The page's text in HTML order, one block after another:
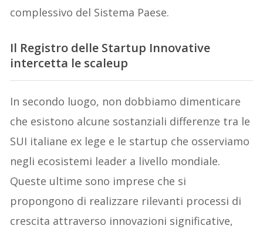
complessivo del Sistema Paese.
Il Registro delle Startup Innovative
intercetta le scaleup
In secondo luogo, non dobbiamo dimenticare
che esistono alcune sostanziali differenze tra le
SUI italiane ex lege e le startup che osserviamo
negli ecosistemi leader a livello mondiale.
Queste ultime sono imprese che si
propongono di realizzare rilevanti processi di
crescita attraverso innovazioni significative,